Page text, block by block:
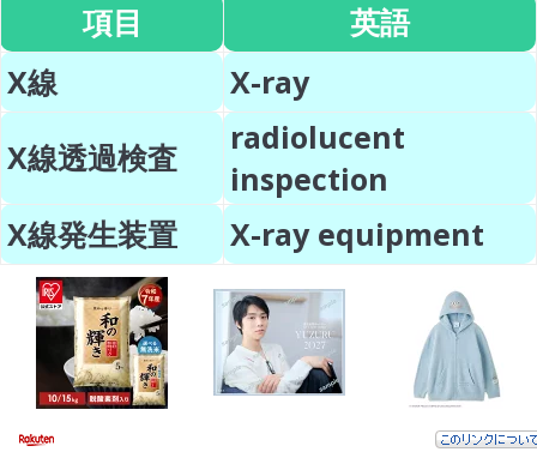
項目
英語
X線
X-ray
X線透過検査
radiolucent
inspection
X線発生装置
X-ray equipment